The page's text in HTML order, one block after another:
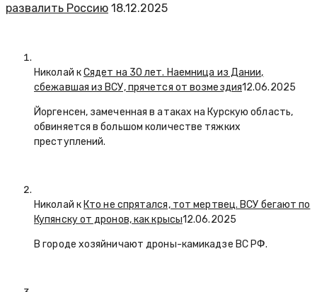
развалить Россию 18.12.2025
Николай кСядет на 30 лет. Наемница из Дании,
сбежавшая из ВСУ, прячется от возмездия12.06.2025
Йоргенсен, замеченная в атаках на Курскую область,
обвиняется в большом количестве тяжких
преступлений.
Николай к Кто не спрятался, тот мертвец. ВСУ бегают по
Купянску от дронов, как крысы12.06.2025
В городе хозяйничают дроны-камикадзе ВС РФ.